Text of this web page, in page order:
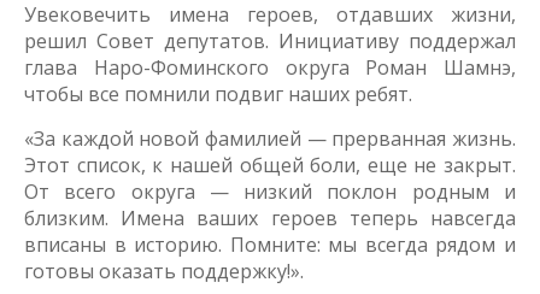
Увековечить имена героев, отдавших жизни,
решил Совет депутатов. Инициативу поддержал
глава Наро-Фоминского округа Роман Шамнэ,
чтобы все помнили подвиг наших ребят.
«За каждой новой фамилией — прерванная жизнь.
Этот список, к нашей общей боли, еще не закрыт.
От всего округа — низкий поклон родным и
близким. Имена ваших героев теперь навсегда
вписаны в историю. Помните: мы всегда рядом и
готовы оказать поддержку!».